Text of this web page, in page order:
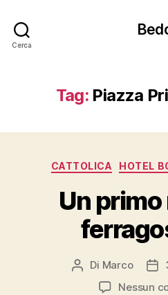
Cerca
Tag: Piazza
CATTOLICA HOTEL
Un
Autore
articolo
Di Marco
Nessun